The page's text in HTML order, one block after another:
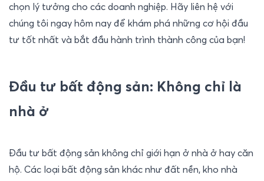
chọn lý tưởng cho các doanh nghiệp. Hãy liên hệ với
chúng tôi ngay hôm nay để khám phá những cơ hội đầu
tư tốt nhất và bắt đầu hành trình thành công của bạn!
Đầu tư bất động sản: Không chỉ là
nhà ở
Đầu tư bất động sản không chỉ giới hạn ở nhà ở hay căn
hộ. Các loại bất động sản khác như đất nền, kho nhà